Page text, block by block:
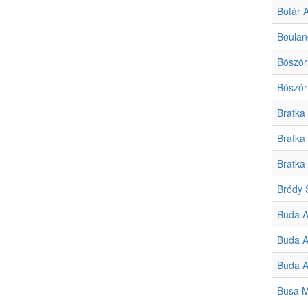
Botár
Bródy
Buda
Buda
Buda
Busa